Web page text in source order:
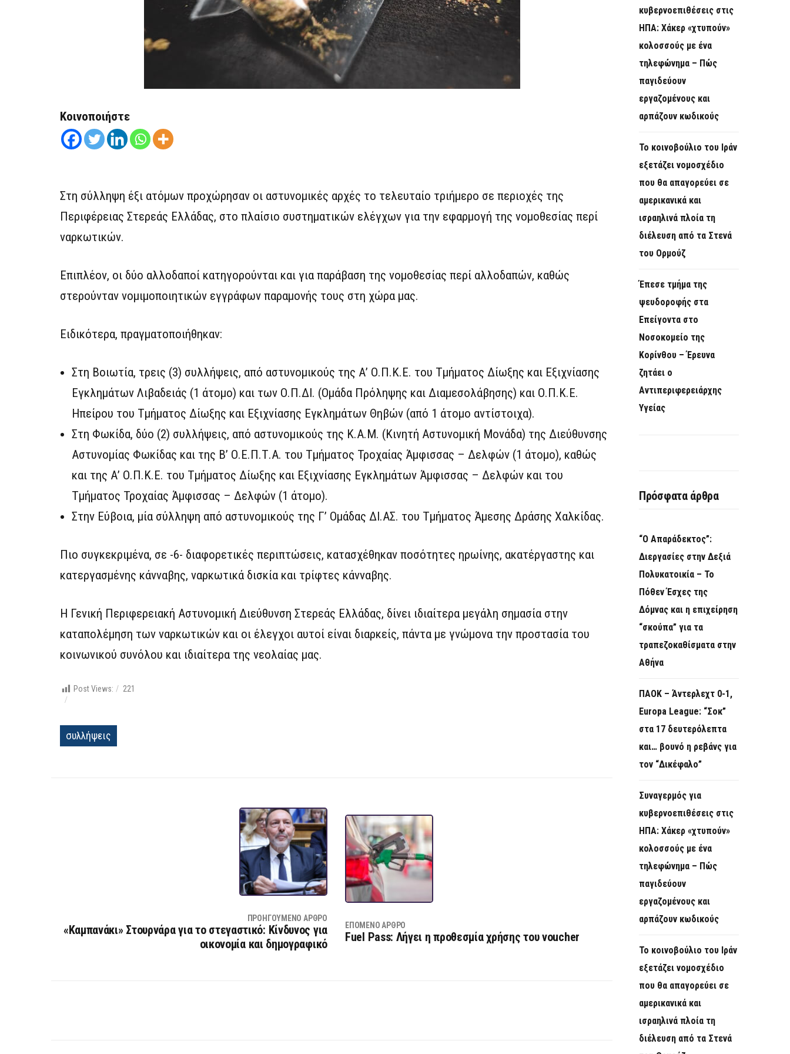
Κοινοποιήστε
Στη σύλληψη έξι ατόμων προχώρησαν οι αστυνομικές αρχές το τελευταίο τριήμερο σε περιοχές της
Περιφέρειας Στερεάς Ελλάδας, στο πλαίσιο συστηματικών ελέγχων για την εφαρμογή της νομοθεσίας περί
ναρκωτικών.
Επιπλέον, οι δύο αλλοδαποί κατηγορούνται και για παράβαση της νομοθεσίας περί αλλοδαπών, καθώς
στερούνταν νομιμοποιητικών εγγράφων παραμονής τους στη χώρα μας.
Ειδικότερα, πραγματοποιήθηκαν:
Στη Βοιωτία, τρεις (3) συλλήψεις, από αστυνομικούς της Α’ Ο.Π.Κ.Ε. του Τμήματος Δίωξης και Εξιχνίασης
Εγκλημάτων Λιβαδειάς (1 άτομο) και των Ο.Π.ΔΙ. (Ομάδα Πρόληψης και Διαμεσολάβησης) και Ο.Π.Κ.Ε.
Ηπείρου του Τμήματος Δίωξης και Εξιχνίασης Εγκλημάτων Θηβών (από 1 άτομο αντίστοιχα).
Στη Φωκίδα, δύο (2) συλλήψεις, από αστυνομικούς της Κ.Α.Μ. (Κινητή Αστυνομική Μονάδα) της Διεύθυνσης
Αστυνομίας Φωκίδας και της Β’ Ο.Ε.Π.Τ.Α. του Τμήματος Τροχαίας Άμφισσας – Δελφών (1 άτομο), καθώς
και της Α’ Ο.Π.Κ.Ε. του Τμήματος Δίωξης και Εξιχνίασης Εγκλημάτων Άμφισσας – Δελφών και του
Τμήματος Τροχαίας Άμφισσας – Δελφών (1 άτομο).
Στην Εύβοια, μία σύλληψη από αστυνομικούς της Γ’ Ομάδας ΔΙ.ΑΣ. του Τμήματος Άμεσης Δράσης Χαλκίδας.
Πιο συγκεκριμένα, σε -6- διαφορετικές περιπτώσεις, κατασχέθηκαν ποσότητες ηρωίνης, ακατέργαστης και
κατεργασμένης κάνναβης, ναρκωτικά δισκία και τρίφτες κάνναβης.
Η Γενική Περιφερειακή Αστυνομική Διεύθυνση Στερεάς Ελλάδας, δίνει ιδιαίτερα μεγάλη σημασία στην
καταπολέμηση των ναρκωτικών και οι έλεγχοι αυτοί είναι διαρκείς, πάντα με γνώμονα την προστασία του
κοινωνικού συνόλου και ιδιαίτερα της νεολαίας μας.
Post Views: 221
συλλήψεις
ΠΡΟΗΓΟΎΜΕΝΟ ΆΡΘΡΟ
«Καμπανάκι» Στουρνάρα για το στεγαστικό: Κίνδυνος για
οικονομία και δημογραφικό
ΕΠΌΜΕΝΟ ΆΡΘΡΟ
Fuel Pass: Λήγει η προθεσμία χρήσης του voucher
κυβερνοεπιθέσεις στις
ΗΠΑ: Χάκερ «χτυπούν»
κολοσσούς με ένα
τηλεφώνημα – Πώς
παγιδεύουν
εργαζομένους και
αρπάζουν κωδικούς
Το κοινοβούλιο του Ιράν
εξετάζει νομοσχέδιο
που θα απαγορεύει σε
αμερικανικά και
ισραηλινά πλοία τη
διέλευση από τα Στενά
του Ορμούζ
Έπεσε τμήμα της
ψευδοροφής στα
Επείγοντα στο
Νοσοκομείο της
Κορίνθου – Έρευνα
ζητάει ο
Αντιπεριφερειάρχης
Υγείας
Πρόσφατα άρθρα
“Ο Απαράδεκτος”:
Διεργασίες στην Δεξιά
Πολυκατοικία – Το
Πόθεν Έσχες της
Δόμνας και η επιχείρηση
“σκούπα” για τα
τραπεζοκαθίσματα στην
Αθήνα
ΠΑΟΚ – Άντερλεχτ 0-1,
Europa League: “Σοκ”
στα 17 δευτερόλεπτα
και… βουνό η ρεβάνς για
τον “Δικέφαλο”
Συναγερμός για
κυβερνοεπιθέσεις στις
ΗΠΑ: Χάκερ «χτυπούν»
κολοσσούς με ένα
τηλεφώνημα – Πώς
παγιδεύουν
εργαζομένους και
αρπάζουν κωδικούς
Το κοινοβούλιο του Ιράν
εξετάζει νομοσχέδιο
που θα απαγορεύει σε
αμερικανικά και
ισραηλινά πλοία τη
διέλευση από τα Στενά